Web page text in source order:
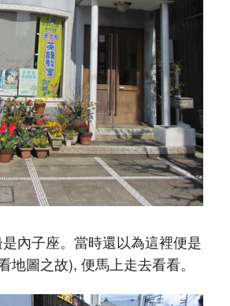
內子座。當時還以為這裡便是
地圖之故), 便馬上走去看看。